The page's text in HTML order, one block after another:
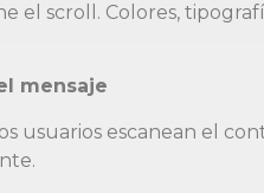
el scroll. Colores,
mensaje
usuarios escanean el